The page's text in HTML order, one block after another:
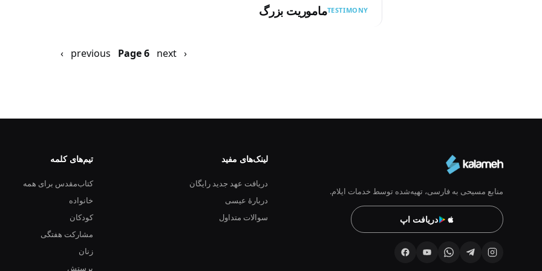
TESTIMONYماموریت بزرگ
Previous
‹ previous
Page 6
صفحه next ›
منابع مسیحی به فارسی، تهیه‌شده توسط خدمات ایلام.
دریافت اپ
لینک‌های مفید
دریافت عهد جدید رایگان
دربارهٔ عیسی
سوالات متداول
تیم‌های کلمه
کتاب‌مقدس برای همه
خانواده
کودکان
مشارکت هفتگی
زنان
پرستش